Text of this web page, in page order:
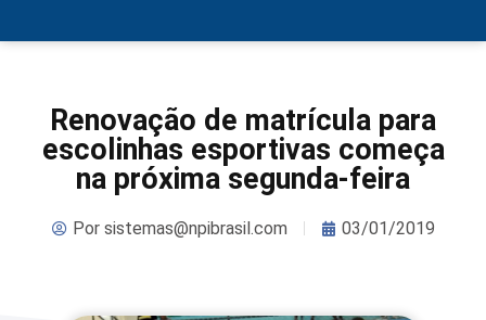
Renovação de matrícula para
escolinhas esportivas começa
na próxima segunda-feira
Porsistemas@npibrasil.com 03/01/2019